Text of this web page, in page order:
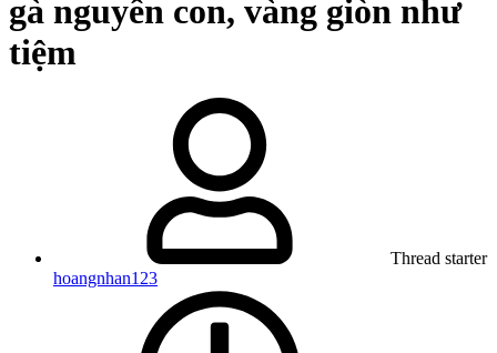
gà nguyên con, vàng giòn như
tiệm
Thread starter
hoangnhan123